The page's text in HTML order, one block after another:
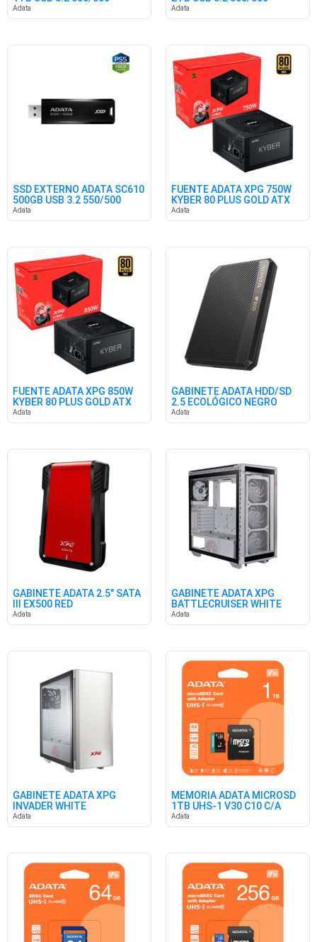
Adata Adata
SSD EXTERNO ADATA SC610
500GB USB 3.2 550/500
Adata
FUENTE ADATA XPG 750W
KYBER 80 PLUS GOLD ATX
3.1
Adata
FUENTE ADATA XPG 850W
KYBER 80 PLUS GOLD ATX
3.1
Adata
GABINETE ADATA HDD/SD
2.5 ECOLÓGICO NEGRO
Adata
GABINETE ADATA 2.5" SATA
III EX500 RED
Adata
GABINETE ADATA XPG
BATTLECRUISER WHITE
Adata
GABINETE ADATA XPG
INVADER WHITE
Adata
MEMORIA ADATA MICROSD
1TB UHS-1 V30 C10 C/A
Adata